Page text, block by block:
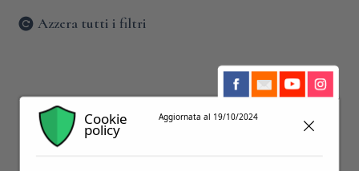
Azzera tutti i filtri
Cookie
policy
Aggiornata al 19/10/2024